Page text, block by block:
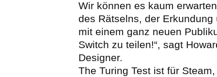
Wir können es kaum
des Rätselns, der Erkundung
mit einem ganz neuen
Switch zu teilen!“, sagt
Designer.
The Turing Test ist für